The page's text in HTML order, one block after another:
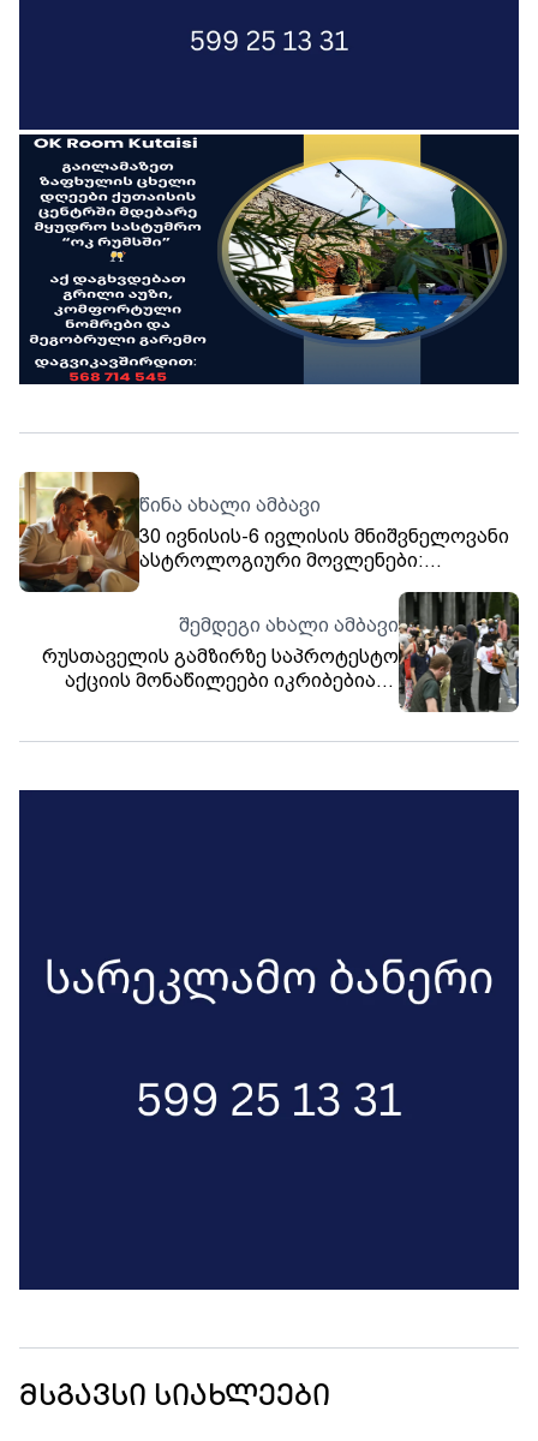
წინა ახალი ამბავი
30 ივნისის-6 ივლისის მნიშვნელოვანი
ასტროლოგიური მოვლენები:
ურთიერთობები იქნება ზედაპირული
შემდეგი ახალი ამბავი
რუსთაველის გამზირზე საპროტესტო
აქციის მონაწილეები იკრიბებიან -
მსგავსი სიახლეები